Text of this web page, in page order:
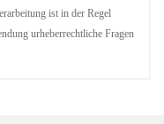
ist in der Regel
urheberrechtliche Fragen